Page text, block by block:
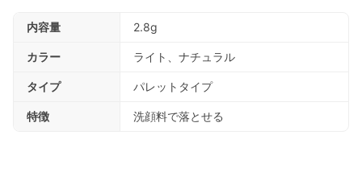
内容量 2.8g
カラー ライト、ナチュラル
タイプ パレットタイプ
特徴 洗顔料で落とせる